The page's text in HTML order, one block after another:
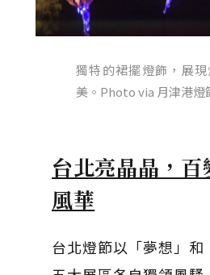
獨特的裙擺燈飾，展
美。Photo via 月津港燈
台北亮晶晶，
風華
台北燈節以「夢想」和